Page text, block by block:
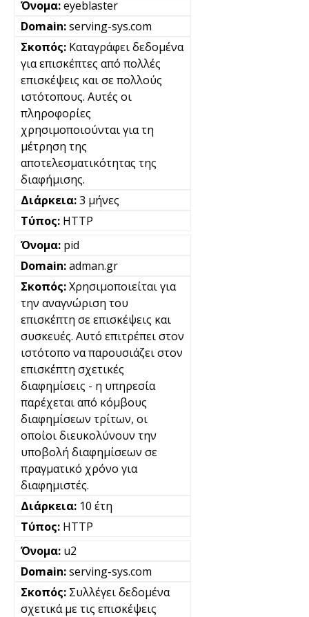
eyeblaster
serving-sys.com
Καταγράφει δεδομένα
για επισκέπτες από πολλές
επισκέψεις και σε πολλούς
ιστότοπους. Αυτές οι
πληροφορίες
χρησιμοποιούνται για τη
μέτρηση της
αποτελεσματικότητας της
διαφήμισης.
3 μήνες
HTTP
pid
adman.gr
Χρησιμοποιείται για
την αναγνώριση του
επισκέπτη σε επισκέψεις και
συσκευές. Αυτό επιτρέπει στον
ιστότοπο να παρουσιάζει στον
επισκέπτη σχετικές
διαφημίσεις - η υπηρεσία
παρέχεται από κόμβους
διαφημίσεων τρίτων, οι
οποίοι διευκολύνουν την
υποβολή διαφημίσεων σε
πραγματικό χρόνο για
διαφημιστές.
10 έτη
HTTP
u2
serving-sys.com
Συλλέγει δεδομένα
σχετικά με τις επισκέψεις